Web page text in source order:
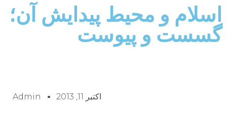
اسلام و محیط پیدایش آن؛
گسست و پیوست
اکتبر 11, 2013 Admin